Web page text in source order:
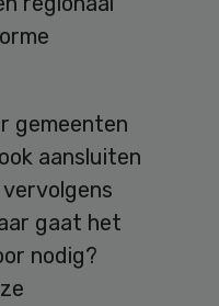
gemeenten
aansluiten
gaat het
nodig?